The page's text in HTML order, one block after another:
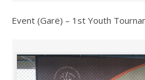
Event (Garë) – 1st Youth